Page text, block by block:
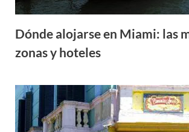
Dónde alojarse en Miami: las
zonas y hoteles